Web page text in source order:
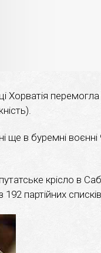
Хорватія перемогла
ще в буремні воєнні
крісло в
партійних списків.